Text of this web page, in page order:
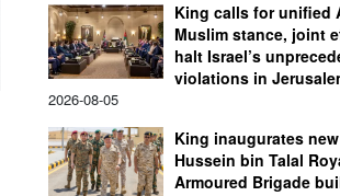
King calls for unified
Muslim stance, joint
halt Israel’s
violations in
2026-08-05
King inaugurates
Hussein bin Talal
Armoured Brigade